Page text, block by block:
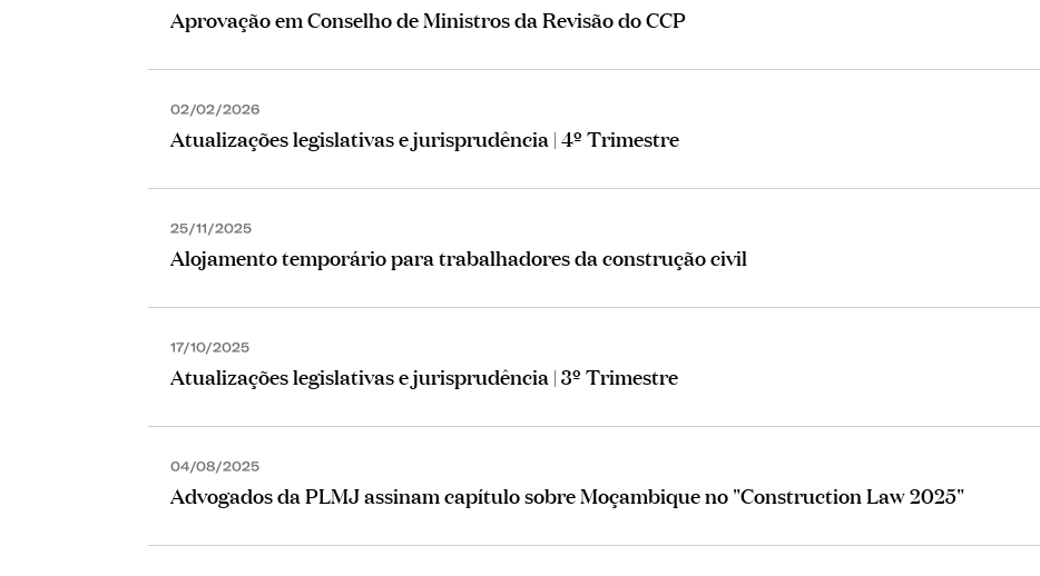
Aprovação em Conselho de Ministros da Revisão do CCP
02/02/2026
Atualizações legislativas e jurisprudência | 4º Trimestre
25/11/2025
Alojamento temporário para trabalhadores da construção civil
17/10/2025
Atualizações legislativas e jurisprudência | 3º Trimestre
04/08/2025
Advogados da PLMJ assinam capítulo sobre Moçambique no "Construction Law 2025"